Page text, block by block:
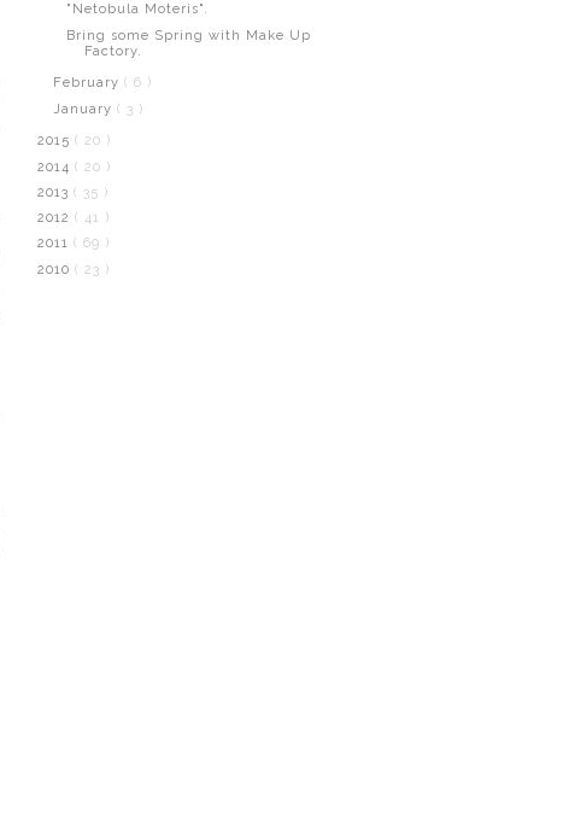
"Netobula Moteris".
Bring some Spring with Make Up
Factory.
February ( 6 )
January ( 3 )
2015 ( 20 )
2014 ( 20 )
2013 ( 35 )
2012 ( 41 )
2011 ( 69 )
2010 ( 23 )